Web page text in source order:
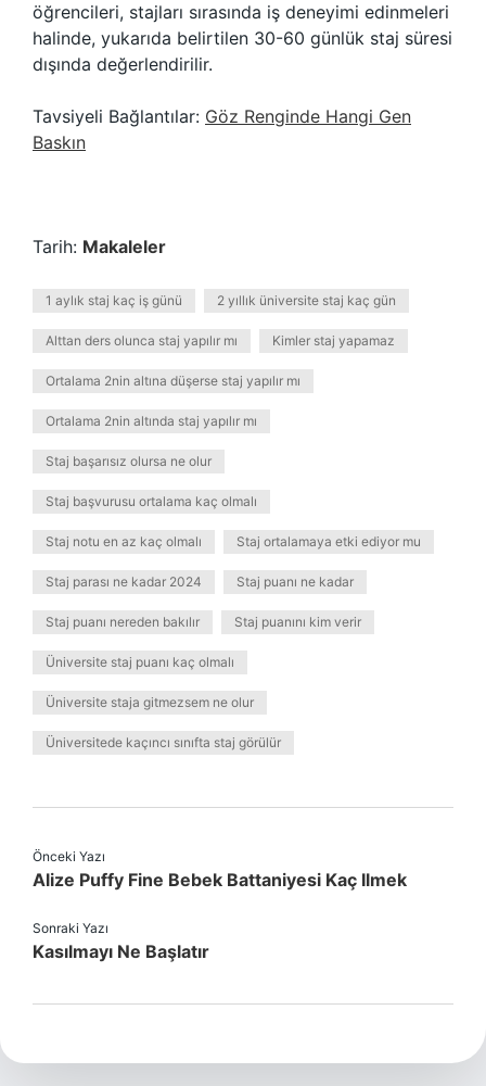
öğrencileri, stajları sırasında iş deneyimi edinmeleri
halinde, yukarıda belirtilen 30-60 günlük staj süresi
dışında değerlendirilir.
Tavsiyeli Bağlantılar: Göz Renginde Hangi Gen
Baskın
Tarih: Makaleler
1 aylık staj kaç iş günü 2 yıllık üniversite staj kaç gün
Alttan ders olunca staj yapılır mı Kimler staj yapamaz
Ortalama 2nin altına düşerse staj yapılır mı
Ortalama 2nin altında staj yapılır mı
Staj başarısız olursa ne olur
Staj başvurusu ortalama kaç olmalı
Staj notu en az kaç olmalı Staj ortalamaya etki ediyor mu
Staj parası ne kadar 2024 Staj puanı ne kadar
Staj puanı nereden bakılır Staj puanını kim verir
Üniversite staj puanı kaç olmalı
Üniversite staja gitmezsem ne olur
Üniversitede kaçıncı sınıfta staj görülür
Önceki Yazı
Alize Puffy Fine Bebek Battaniyesi Kaç Ilmek
Sonraki Yazı
Kasılmayı Ne Başlatır